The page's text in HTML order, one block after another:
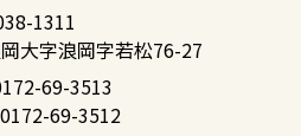
1311
大字浪岡字若松76-27
69-3513
69-3512